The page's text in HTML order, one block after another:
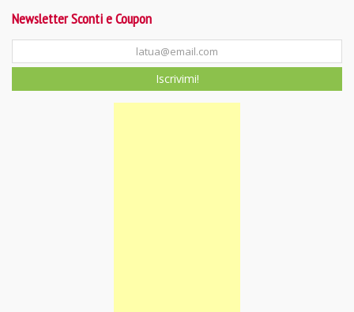
Newsletter Sconti e Coupon
Iscrivimi!